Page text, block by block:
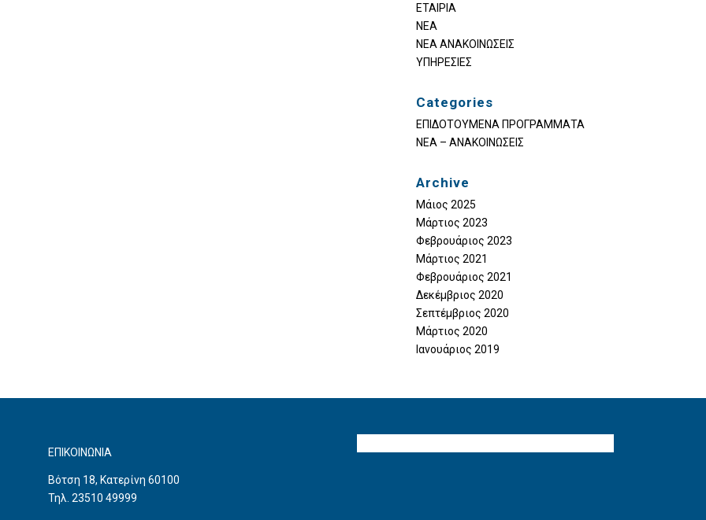
ΕΤΑΙΡΙΑ
ΝΕΑ
ΝΕΑ ΑΝΑΚΟΙΝΩΣΕΙΣ
ΥΠΗΡΕΣΙΕΣ
Categories
ΕΠΙΔΟΤΟΥΜΕΝΑ ΠΡΟΓΡΑΜΜΑΤΑ
ΝΕΑ – ΑΝΑΚΟΙΝΩΣΕΙΣ
Archive
Μάιος 2025
Μάρτιος 2023
Φεβρουάριος 2023
Μάρτιος 2021
Φεβρουάριος 2021
Δεκέμβριος 2020
Σεπτέμβριος 2020
Μάρτιος 2020
Ιανουάριος 2019
ΕΠΙΚΟΙΝΩΝΙΑ
Βότση 18, Κατερίνη 60100
Τηλ. 23510 49999